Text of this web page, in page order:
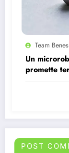
Team
Un
promette
infezioni e
POST